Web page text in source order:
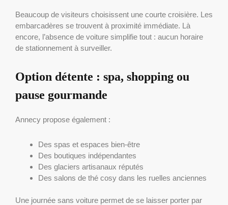
Beaucoup de visiteurs choisissent une courte croisière. Les
embarcadères se trouvent à proximité immédiate. Là
encore, l’absence de voiture simplifie tout : aucun horaire
de stationnement à surveiller.
Option détente : spa, shopping ou
pause gourmande
Annecy propose également :
Des spas et espaces bien-être
Des boutiques indépendantes
Des glaciers artisanaux réputés
Des salons de thé cosy dans les ruelles anciennes
Une journée sans voiture permet de se laisser porter par